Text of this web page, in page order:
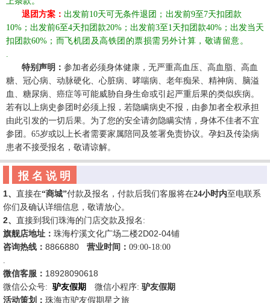
退团方案： 出发前10天可无条件退团 ； 出发前9至7天扣团款
10%；出发前6至4天扣团款20%；出发前3至1天扣团款40%；出发当天
扣团款60% ；而飞机团及高铁团的票损需另外计算，敬请留意。
特别声明： 参加者必须身体健康，无严重高血压、高血脂、高血
糖、冠心病、动脉硬化、心脏病、哮喘病、老年痴呆、精神病、脑溢
血、糖尿病、癌症等可能威胁自身生命或引起严重后果的类似疾病。
若有以上病史参团时必须上报，若隐瞒病史不报，由参加者全权承担
由此引发的一切后果。为了您的安全请勿隐瞒实情，身体不佳者不宜
参团。 65岁或以上长者需要家属陪同及签署免责协议。孕妇及传染病
患者不接受报名，敬请谅解。
报 名 说 明
1、 直接在“商城”付款及报名，付款后我们客服将在24小时内至电联系
你们及确认详细信息，敬请放心。
2、 直接到我们珠海的门店交款及报名 :
旗舰店地址 ： 珠海柠溪文化广场二楼2D02-04铺
咨询热线： 8866880 营业时间： 09:00-18:00
微信客服： 18928090618
微信公众号: 驴友假期 微信小程序: 驴友假期
活动策划： 珠海市驴友假期星之旅